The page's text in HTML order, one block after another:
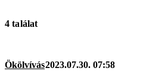
4 találat
Ökölvívás2023.07.30. 07:58